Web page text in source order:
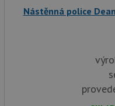
Nástěnná police